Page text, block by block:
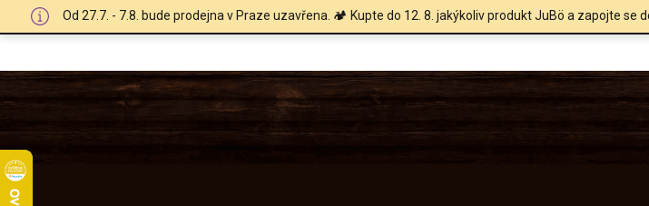
Od 27.7. - 7.8. bude prodejna v Praze uzavřena. 🏕️ Kupte do 12. 8. jakýkoliv produkt JuBö a zapojte se